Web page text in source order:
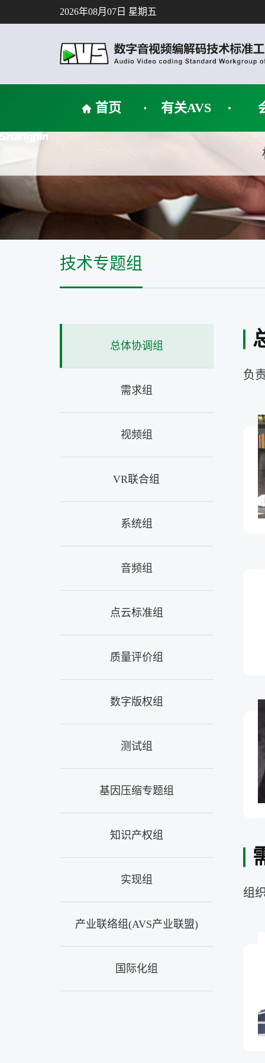
2026年08月07日 星期五
首页 有关AVS
技术专题组
总体协调组
需求组
视频组
VR联合组
系统组
音频组
点云标准组
质量评价组
数字版权组
测试组
基因压缩专题组
知识产权组
实现组
产业联络组(AVS产业联盟)
国际化组
负
组